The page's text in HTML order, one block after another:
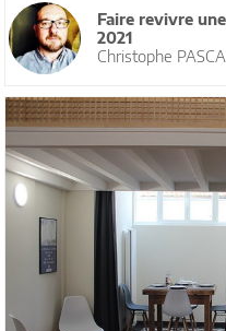
Faire revivre
2021
Christophe